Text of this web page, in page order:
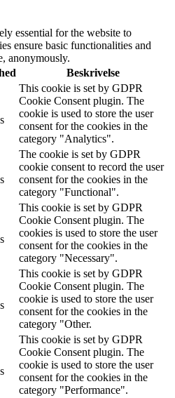
essential for the website to
ensure basic functionalities and
anonymously.
Beskrivelse
This cookie is set by GDPR
Cookie Consent plugin. The
cookie is used to store the user
consent for the cookies in the
category "Analytics".
The cookie is set by GDPR
cookie consent to record the user
consent for the cookies in the
category "Functional".
This cookie is set by GDPR
Cookie Consent plugin. The
cookies is used to store the user
consent for the cookies in the
category "Necessary".
This cookie is set by GDPR
Cookie Consent plugin. The
cookie is used to store the user
consent for the cookies in the
category "Other.
This cookie is set by GDPR
Cookie Consent plugin. The
cookie is used to store the user
consent for the cookies in the
category "Performance".